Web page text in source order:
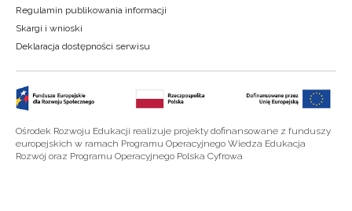
Regulamin publikowania informacji
Skargi i wnioski
Deklaracja dostępności serwisu
Ośrodek Rozwoju Edukacji realizuje projekty dofinansowane z funduszy
europejskich w ramach Programu Operacyjnego Wiedza Edukacja
Rozwój oraz Programu Operacyjnego Polska Cyfrowa